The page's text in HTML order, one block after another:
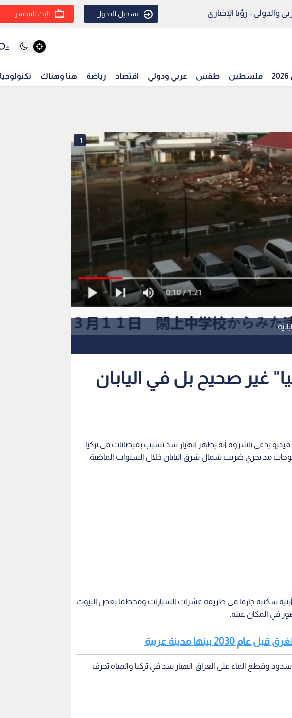
والدولي - رؤيا الإخباري تسجيل الدخول البث المباشر
فلسطين طقس عربي ودولي اقتصاد رياضة هنا وهناك تكنولوجيا
1
غير صحيح بل في اليابان
يدعي ناشروه أنه يظهر انهيار سد تسبب بفيضانات في تركيا.
مد بحري ضربت شمال شرق اليابان خلال السنوات الماضية.
سكنية جارفا في طريقه عشرات السيارات ومحطما بعض البيوت
في المكان عينه.
سدود وقطع الماء على العراق، انهيار سد في تركيا والمياه تجرف